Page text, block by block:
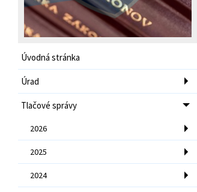
Úvodná stránka
Úrad
Tlačové správy
2026
2025
2024